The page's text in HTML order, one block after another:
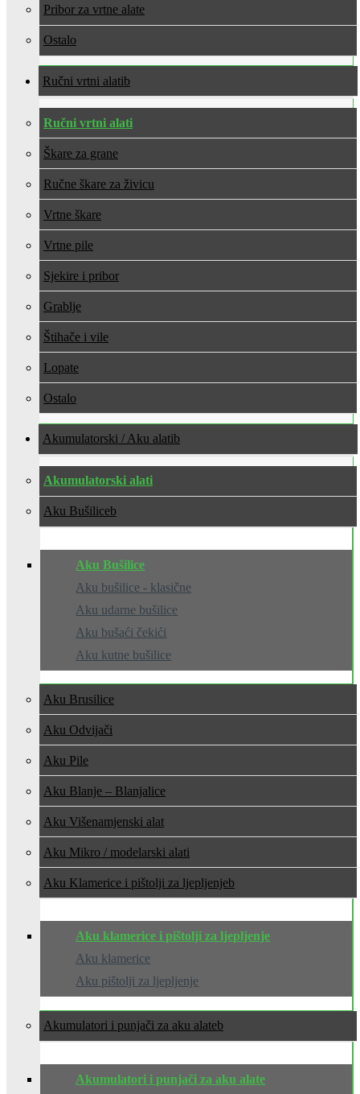
Pribor za vrtne alate
Ostalo
Ručni vrtni alati
Ručni vrtni alati
Škare za grane
Ručne škare za živicu
Vrtne škare
Vrtne pile
Sjekire i pribor
Grablje
Štihače i vile
Lopate
Ostalo
Akumulatorski / Aku alati
Akumulatorski alati
Aku Bušilice
Aku Bušilice
Aku bušilice - klasične
Aku udarne bušilice
Aku bušaći čekići
Aku kutne bušilice
Aku Brusilice
Aku Odvijači
Aku Pile
Aku Blanje – Blanjalice
Aku Višenamjenski alat
Aku Mikro / modelarski alati
Aku Klamerice i pištolji za ljepljenje
Aku klamerice i pištolji za ljepljenje
Aku klamerice
Aku pištolji za ljepljenje
Akumulatori i punjači za aku alate
Akumulatori i punjači za aku alate